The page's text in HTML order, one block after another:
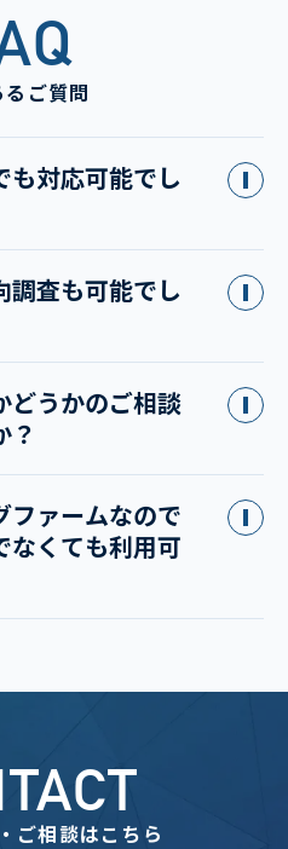
るご質問
も対応可能でし
調査も可能でし
どうかのご相談
？
ファームなので
なくても利用可
ご相談はこちら